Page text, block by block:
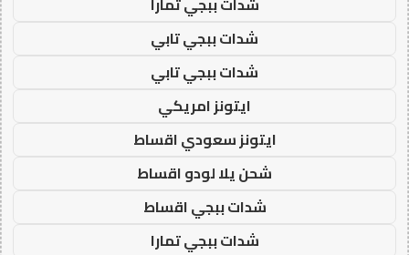
شدات ببجي تابي
شدات ببجي تابي
ايتونز امريكي
ايتونز سعودي اقساط
شحن يلا لودو اقساط
شدات ببجي اقساط
شدات ببجي تمارا